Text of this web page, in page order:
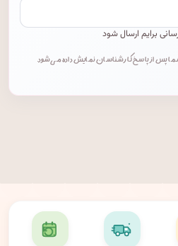
برایم ارسال شود
پس از پاسخ کارشناسان نمایش داده می‌شود.